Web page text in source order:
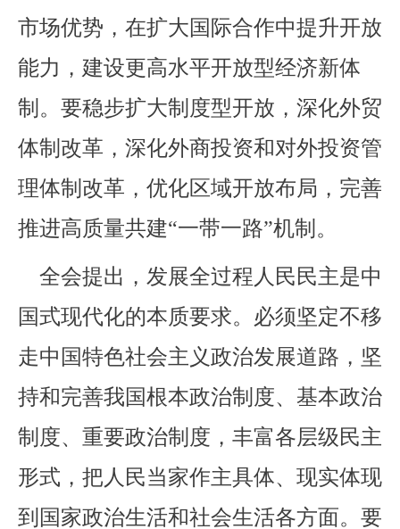
市场优势，在扩大国际合作中提升开放
能力，建设更高水平开放型经济新体
制。要稳步扩大制度型开放，深化外贸
体制改革，深化外商投资和对外投资管
理体制改革，优化区域开放布局，完善
推进高质量共建“一带一路”机制。
全会提出，发展全过程人民民主是中
国式现代化的本质要求。必须坚定不移
走中国特色社会主义政治发展道路，坚
持和完善我国根本政治制度、基本政治
制度、重要政治制度，丰富各层级民主
形式，把人民当家作主具体、现实体现
到国家政治生活和社会生活各方面。要